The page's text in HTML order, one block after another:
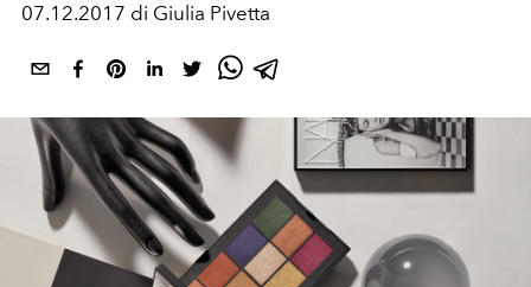
07.12.2017 di Giulia Pivetta